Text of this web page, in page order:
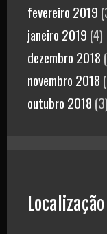
fevereiro 2019
janeiro 2019 (4)
dezembro 2018
novembro 2018
outubro 2018 (3)
Localização